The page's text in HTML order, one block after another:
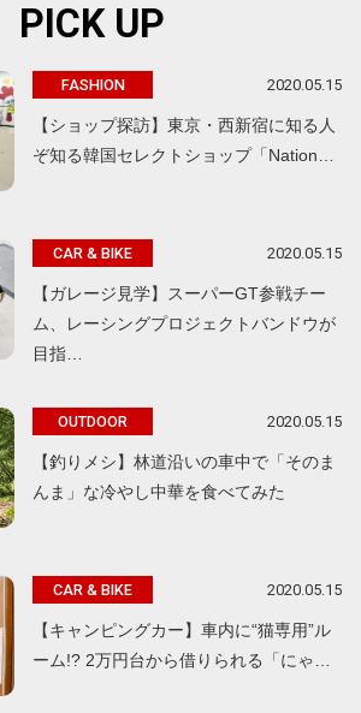
PICK UP
FASHION 2020.05.15
【ショップ探訪】東京・西新宿に知る人
ぞ知る韓国セレクトショップ「Nation…
CAR & BIKE 2020.05.15
【ガレージ見学】スーパーGT参戦チー
ム、レーシングプロジェクトバンドウが
目指…
OUTDOOR 2020.05.15
【釣りメシ】林道沿いの車中で「そのま
んま」な冷やし中華を食べてみた
CAR & BIKE 2020.05.15
【キャンピングカー】車内に“猫専用”ル
ーム!? 2万円台から借りられる「にゃ…